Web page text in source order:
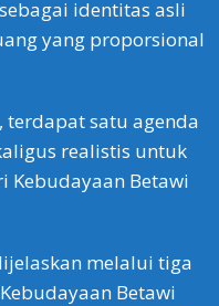
identitas asli
yang proporsional
satu agenda
realistis untuk
Kebudayaan Betawi
melalui tiga
Betawi